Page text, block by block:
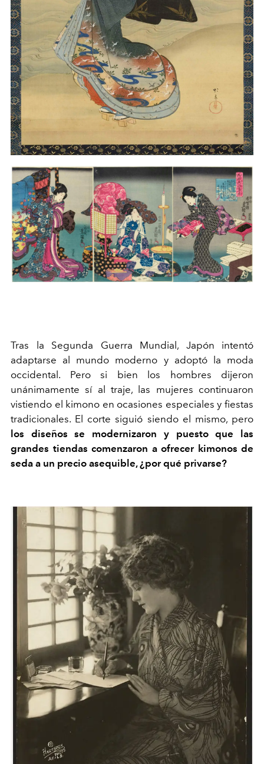
Tras la Segunda Guerra Mundial, Japón intentó
adaptarse al mundo moderno y adoptó la moda
occidental. Pero si bien los hombres dijeron
unánimamente sí al traje, las mujeres continuaron
vistiendo el kimono en ocasiones especiales y fiestas
tradicionales. El corte siguió siendo el mismo, pero
los diseños se modernizaron y puesto que las
grandes tiendas comenzaron a ofrecer kimonos de
seda a un precio asequible, ¿por qué privarse?